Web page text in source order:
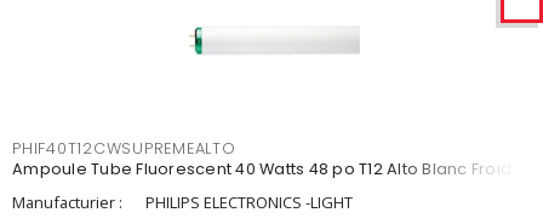
PHIF40T12CWSUPREMEALTO
Ampoule Tube Fluorescent 40 Watts 48 po T12 Alto Blanc Froid
Manufacturier :
PHILIPS ELECTRONICS -LIGHT